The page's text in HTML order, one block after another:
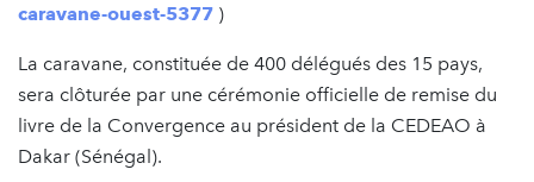
caravane-ouest-5377 )
La caravane, constituée de 400 délégués des 15 pays,
sera clôturée par une cérémonie officielle de remise du
livre de la Convergence au président de la CEDEAO à
Dakar (Sénégal).